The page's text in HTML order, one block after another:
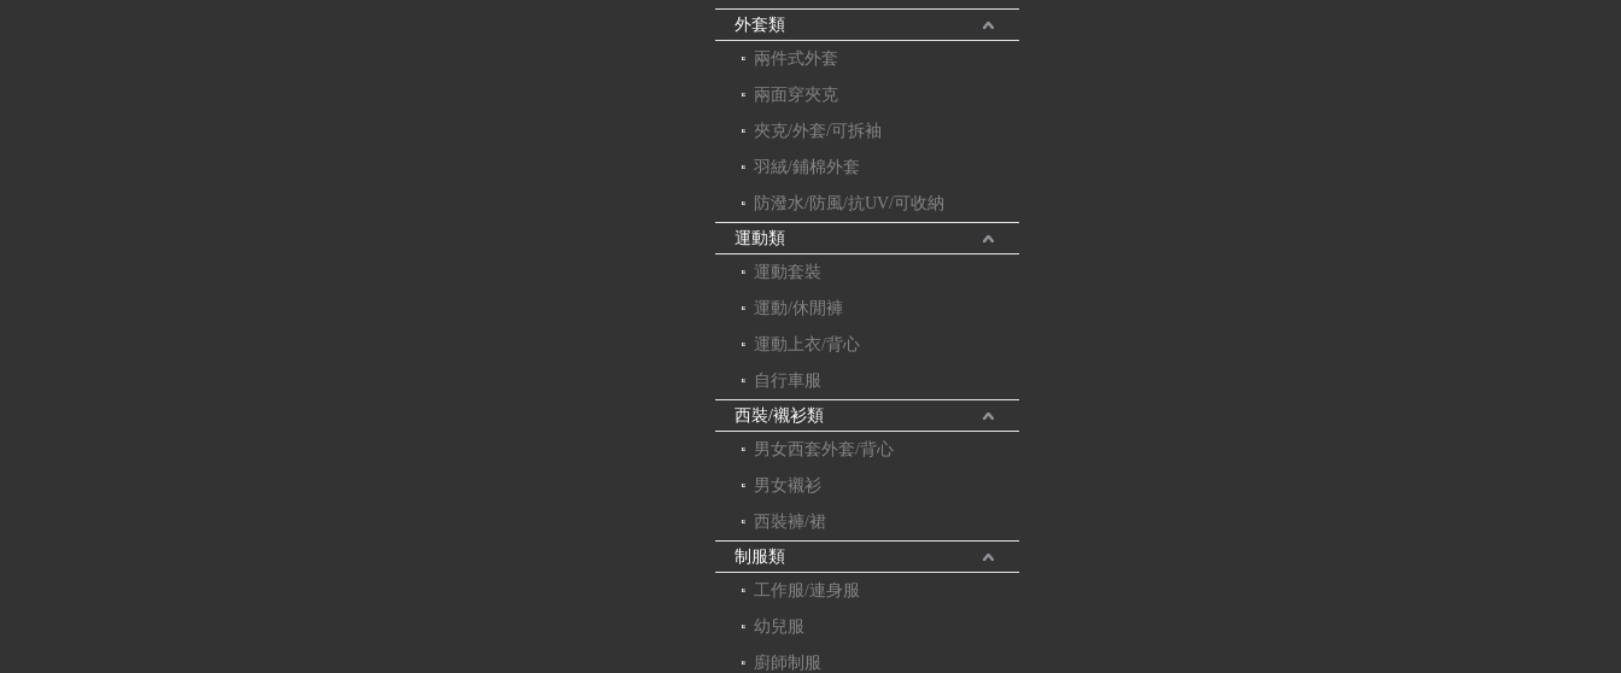
外套類
兩件式外套
兩面穿夾克
夾克/外套/可拆袖
羽絨/鋪棉外套
防潑水/防風/抗UV/可收納
運動類
運動套裝
運動/休閒褲
運動上衣/背心
自行車服
西裝/襯衫類
男女西套外套/背心
男女襯衫
西裝褲/裙
制服類
工作服/連身服
幼兒服
廚師制服